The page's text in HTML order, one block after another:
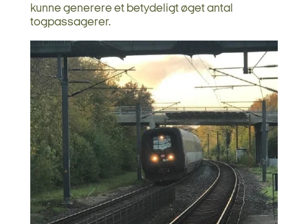
kunne generere et betydeligt øget antal
togpassagerer.